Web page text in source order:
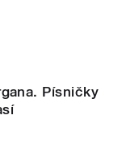
Písničky